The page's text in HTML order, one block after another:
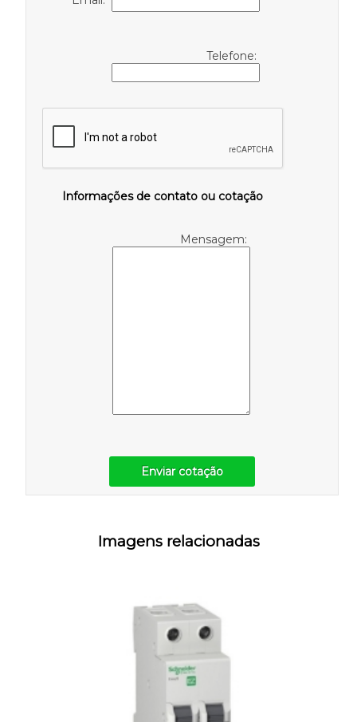
Telefone:
Informações de contato ou cotação
Mensagem:
Enviar cotação
Imagens relacionadas